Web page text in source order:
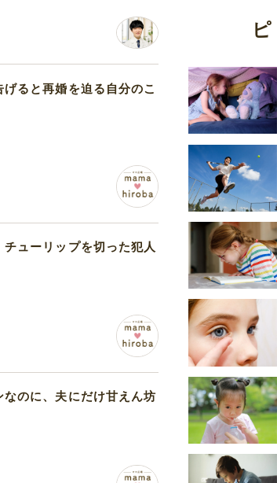
ると再婚を迫る自分のこ
ューリップを切った犯人
なのに、夫にだけ甘えん坊